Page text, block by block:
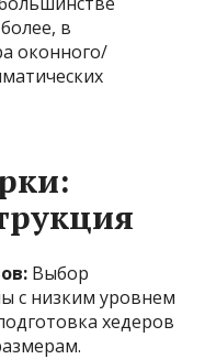
в
оконного/
Выбор
с низким уровнем
хедеров